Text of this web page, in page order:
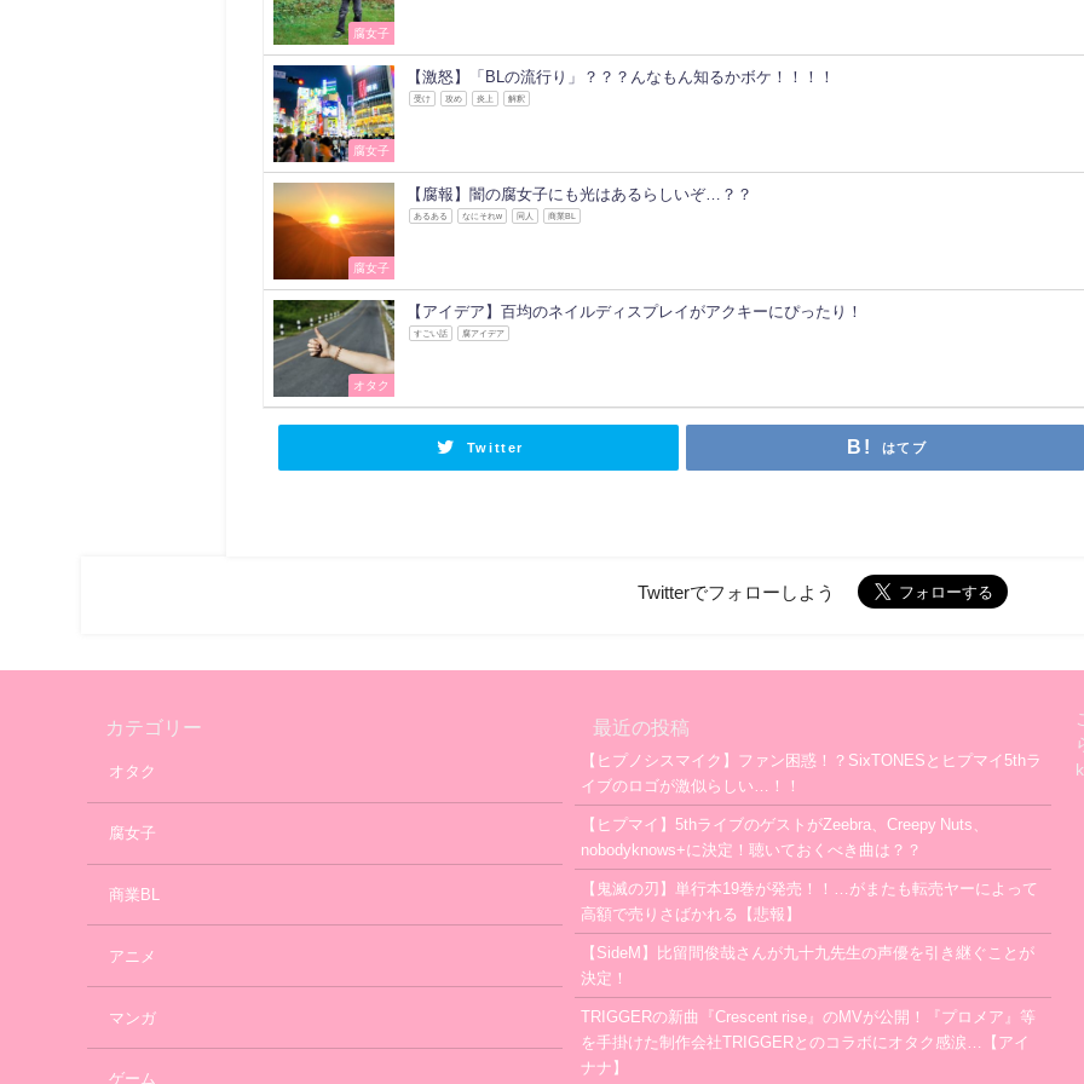
腐女子
腐女子
【激怒】「BLの流行り」？？？んなもん知るかボケ！！！！
受け 攻め 炎上 解釈
腐女子
【腐報】闇の腐女子にも光はあるらしいぞ…？？
あるある なにそれw 同人 商業BL
オタク
【アイデア】百均のネイルディスプレイがアクキーにぴったり！
すごい話 腐アイデア
Twitter はてブ
Twitterでフォローしよう
カテゴリー
オタク
腐女子
商業BL
アニメ
マンガ
ゲーム
最近の投稿
【ヒプノシスマイク】ファン困惑！？SixTONESとヒプマイ5thラ
イブのロゴが激似らしい…！！
【ヒプマイ】5thライブのゲストがZeebra、Creepy Nuts、
nobodyknows+に決定！聴いておくべき曲は？？
【鬼滅の刃】単行本19巻が発売！！…がまたも転売ヤーによって
高額で売りさばかれる【悲報】
【SideM】比留間俊哉さんが九十九先生の声優を引き継ぐことが
決定！
TRIGGERの新曲『Crescent rise』のMVが公開！『プロメア』等
を手掛けた制作会社TRIGGERとのコラボにオタク感涙…【アイ
ナナ】